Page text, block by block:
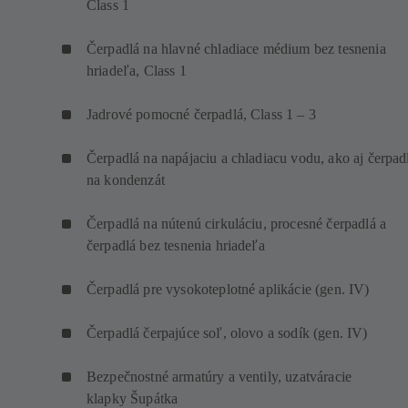
Class 1
Čerpadlá na hlavné chladiace médium bez tesnenia
hriadeľa, Class 1
Jadrové pomocné čerpadlá, Class 1 – 3
Čerpadlá na napájaciu a chladiacu vodu, ako aj
na kondenzát
Čerpadlá na nútenú cirkuláciu, procesné čerpadlá a
čerpadlá bez tesnenia hriadeľa
Čerpadlá pre vysokoteplotné aplikácie (gen. IV)
Čerpadlá čerpajúce soľ, olovo a sodík (gen. IV)
Bezpečnostné armatúry a ventily, uzatváracie
klapky Šupátka